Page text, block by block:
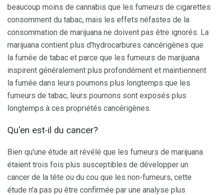
beaucoup moins de cannabis que les fumeurs de cigarettes
consomment du tabac, mais les effets néfastes de la
consommation de marijuana ne doivent pas être ignorés. La
marijuana contient plus d'hydrocarbures cancérigènes que
la fumée de tabac et parce que les fumeurs de marijuana
inspirent généralement plus profondément et maintiennent
la fumée dans leurs poumons plus longtemps que les
fumeurs de tabac, leurs poumons sont exposés plus
longtemps à ces propriétés cancérigènes.
Qu'en est-il du cancer?
Bien qu'une étude ait révélé que les fumeurs de marijuana
étaient trois fois plus susceptibles de développer un
cancer de la tête ou du cou que les non-fumeurs, cette
étude n'a pas pu être confirmée par une analyse plus